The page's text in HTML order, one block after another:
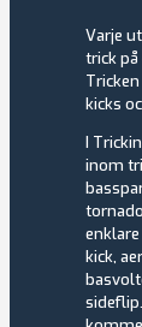
Varje
trick
kicks
I
inom
kick,